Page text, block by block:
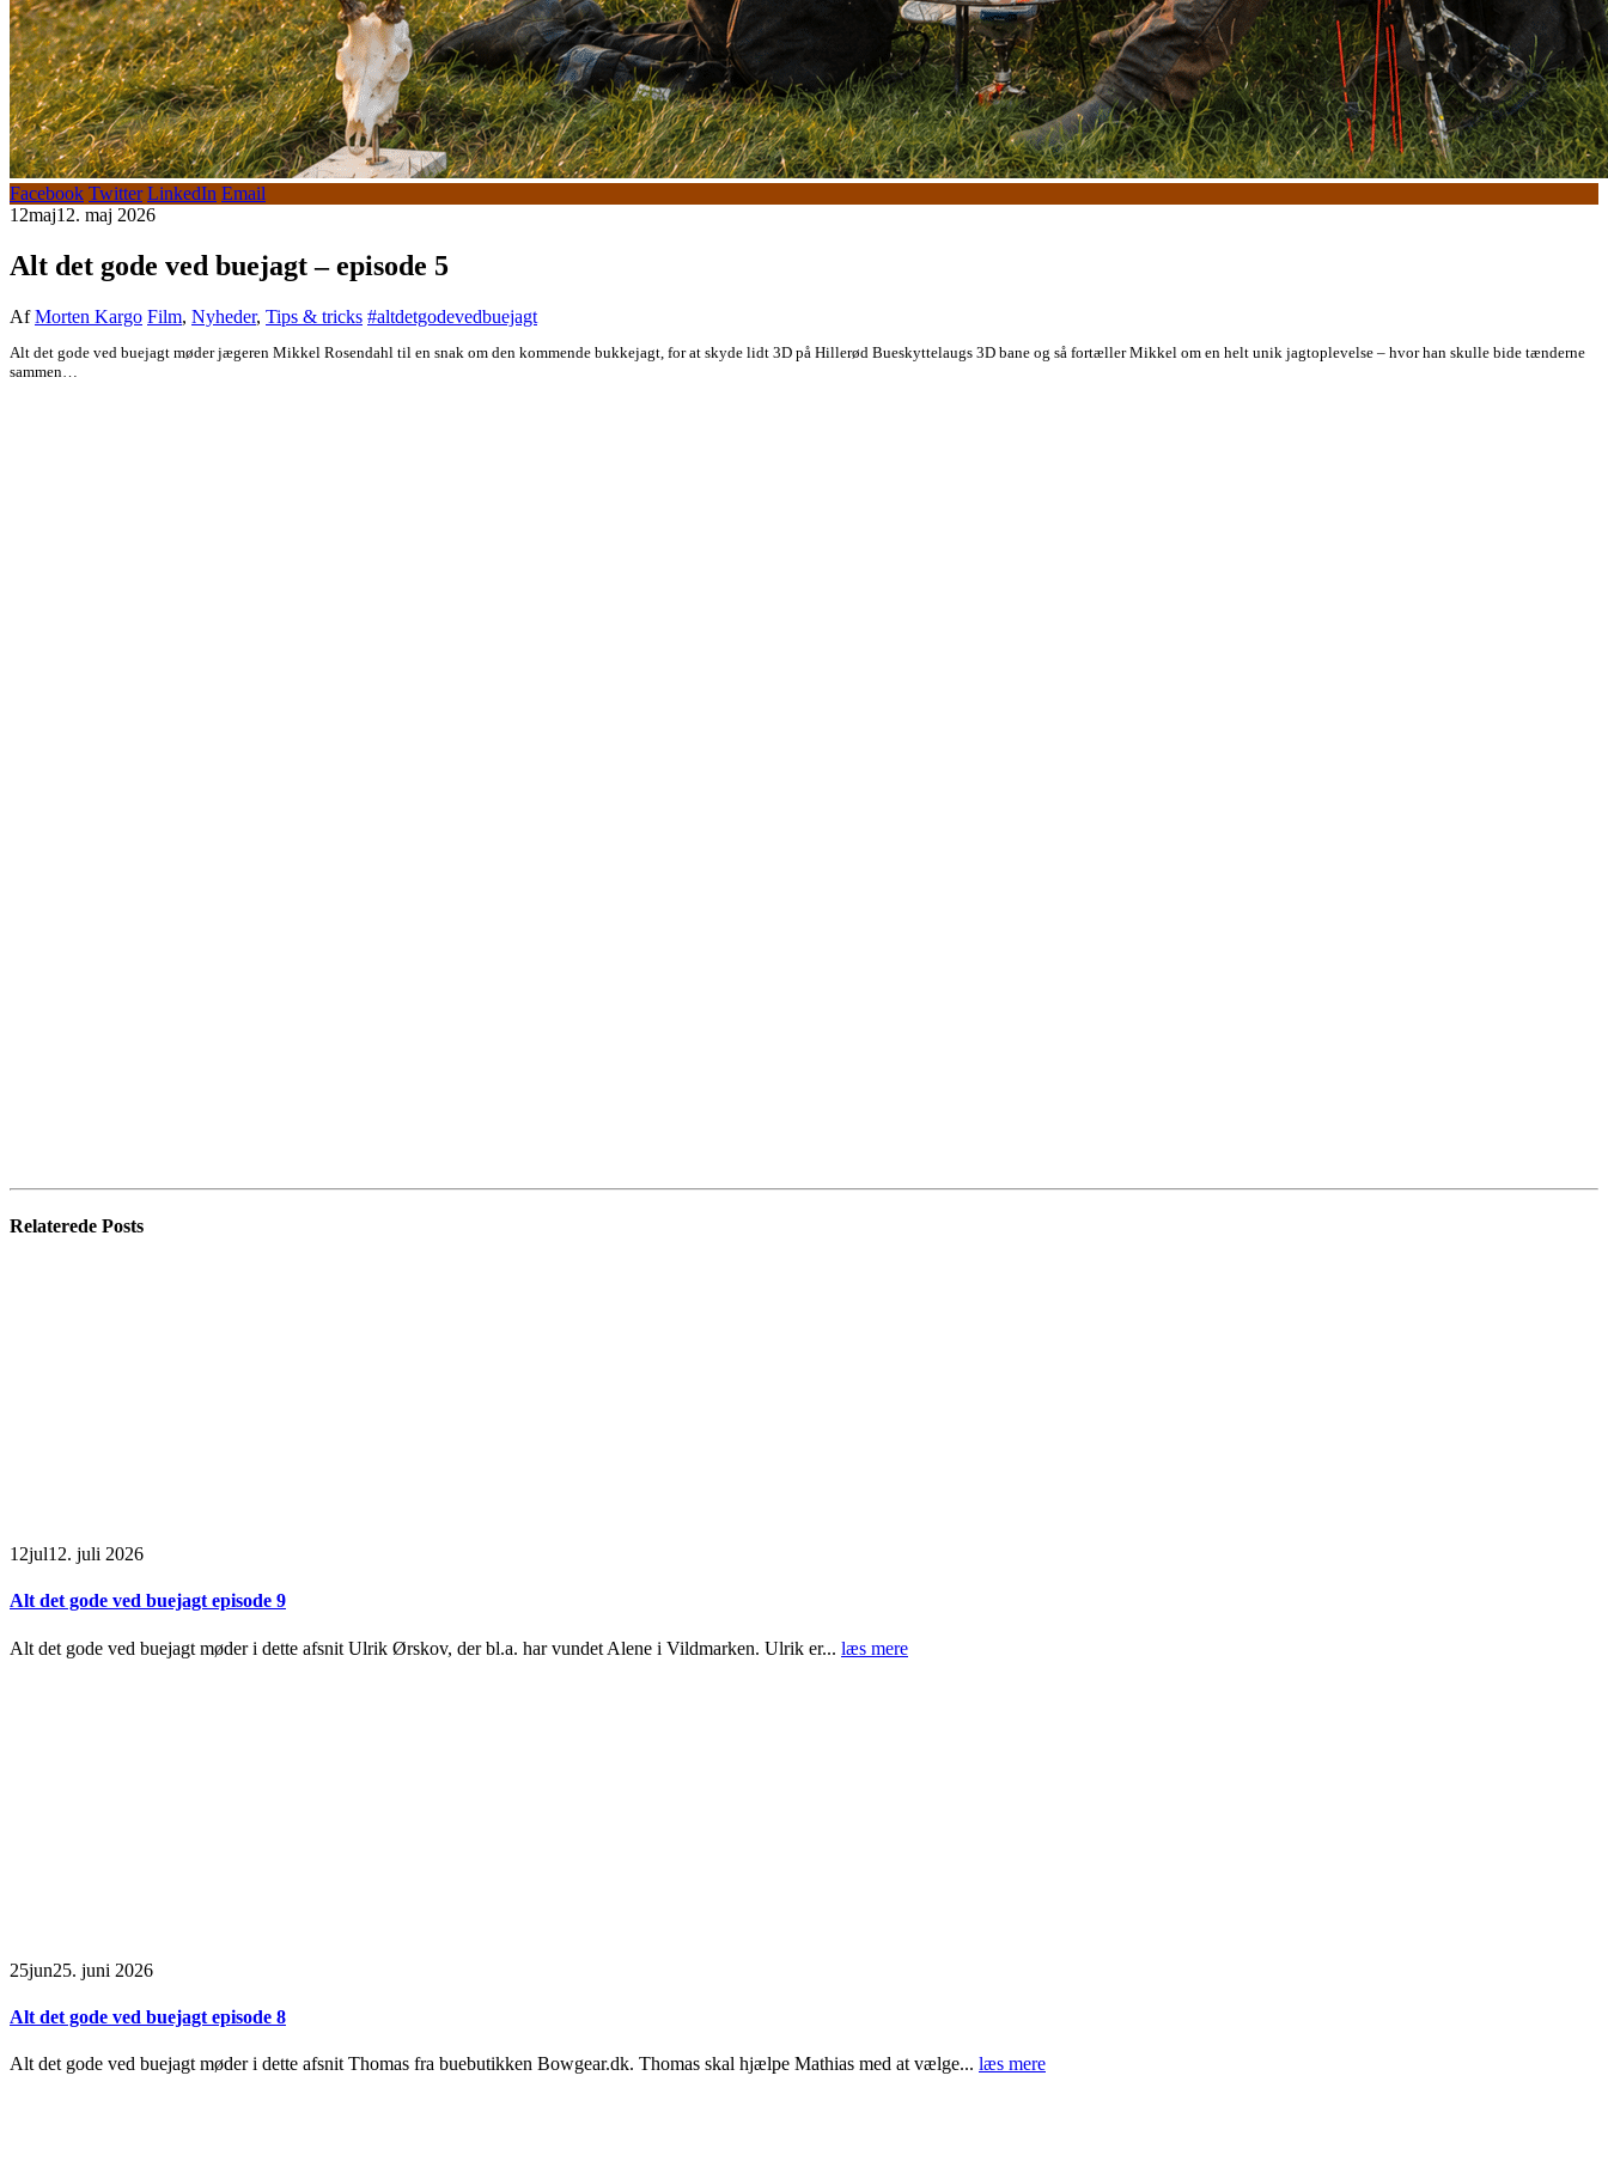
Facebook Twitter LinkedIn Email
12maj12. maj 2026
Alt det gode ved buejagt – episode 5
Af Morten Kargo Film, Nyheder, Tips & tricks #altdetgodevedbuejagt
Alt det gode ved buejagt møder jægeren Mikkel Rosendahl til en snak om den kommende bukkejagt, for at skyde lidt 3D på Hillerød Bueskyttelaugs 3D bane og så fortæller Mikkel om en helt unik jagtoplevelse – hvor han skulle bide tænderne
sammen…
Relaterede Posts
12jul12. juli 2026
Alt det gode ved buejagt episode 9
Alt det gode ved buejagt møder i dette afsnit Ulrik Ørskov, der bl.a. har vundet Alene i Vildmarken. Ulrik er... læs mere
25jun25. juni 2026
Alt det gode ved buejagt episode 8
Alt det gode ved buejagt møder i dette afsnit Thomas fra buebutikken Bowgear.dk. Thomas skal hjælpe Mathias med at vælge... læs mere